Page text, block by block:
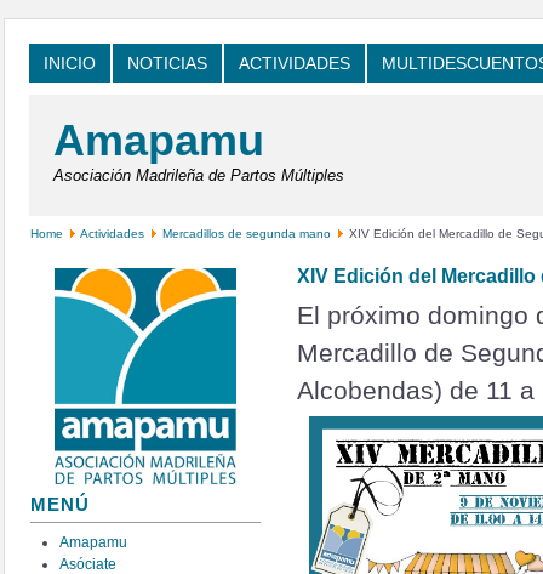
INICIO NOTICIAS ACTIVIDADES
Amapamu
Asociación Madrileña de Partos Múltiples
Home Actividades Mercadillos de segunda mano XIV Edición del Mercadillo de
MENÚ
Amapamu
Asóciate
XIV Edición del Mercadillo
El próximo domingo
Mercadillo de
Alcobendas) de 11 a